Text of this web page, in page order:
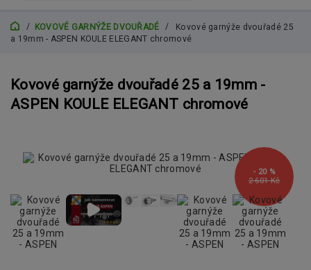
KOVOVÉ GARNÝŽE DVOUŘADÉ
Kovové garnýže dvouřadé 25
a 19mm - ASPEN KOULE ELEGANT chromové
Kovové garnýže dvouřadé 25 a 19mm -
ASPEN KOULE ELEGANT chromové
2 601 Kč
- 20 %